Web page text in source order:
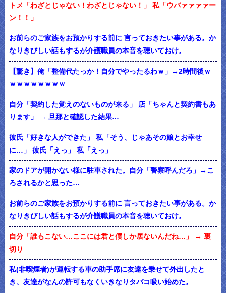
トメ「わざとじゃない！わざとじゃない！」 私「ウバァァァァー
ン！！」
お前らのご家族をお預かりする前に 言っておきたい事がある。か
なりきびしい話もするが介護職員の本音を聴いておけ。
【驚き】俺「整備代たっか！自分でやったるわｗ」→2時間後ｗ
ｗｗｗｗｗｗｗｗ
自分「契約した覚えのないものが来る」 店「ちゃんと契約書もあ
ります」 → 旦那と確認した結果…
彼氏「好きな人ができた」 私「そう、じゃあその娘とお幸せ
に…」 彼氏「えっ」 私「えっ」
家のドアが開かない様に駐車された。自分「警察呼んだろ」→こ
ろされるかと思った…
お前らのご家族をお預かりする前に 言っておきたい事がある。か
なりきびしい話もするが介護職員の本音を聴いておけ。
自分「誰もこない…ここには君と僕しか居ないんだね…」 → 裏
切り
私(非喫煙者)が運転する車の助手席に友達を乗せて外出したと
き、友達がなんの許可もなくいきなりタバコ吸い始めた。